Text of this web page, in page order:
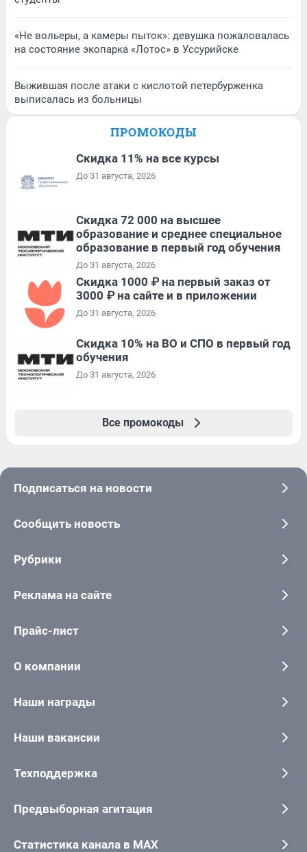
«Не вольеры, а камеры пыток»: девушка пожаловалась
на состояние экопарка «Лотос» в Уссурийске
Выжившая после атаки с кислотой петербурженка
выписалась из больницы
ПРОМОКОДЫ
Скидка 11% на все курсы
До 31 августа, 2026
Скидка 72 000 на высшее
образование и среднее специальное
образование в первый год обучения
До 31 августа, 2026
Скидка 1000 ₽ на первый заказ от
3000 ₽ на сайте и в приложении
До 31 августа, 2026
Скидка 10% на ВО и СПО в первый год
обучения
До 31 августа, 2026
Все промокоды
Подписаться на новости
Сообщить новость
Рубрики
Реклама на сайте
Прайс-лист
О компании
Наши награды
Наши вакансии
Техподдержка
Предвыборная агитация
Статистика канала в MAX